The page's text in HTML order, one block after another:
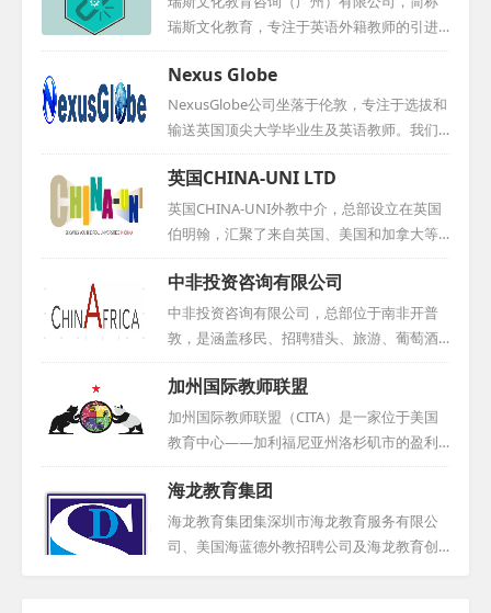
瑞斯文化教育，专注于英语外籍教师的引进
与人才输送。我们秉持高标准、高要求的原
则，精心选拔专业外教，致力于为中小学、
幼儿园、早教机构及培训中心等提供优质服
务。多年来，我们成功为国内众多学校及机
构输送了大批优秀外籍教师，积累了丰富的
选聘经验。在外教培养与管理方面，我们采
用卓有成效的方法，并推动国内外基础教育
实验项目在各校的实施，赢得了学校的广泛
化的交流，助力其健康发展。如今，我们已
在广州、佛山、深圳、长沙、西安、成都等
全国多地提供外教服务，期待...
Nexus Globe
NexusGlobe公司坐落于伦敦，专注于选拔和
输送英国顶尖大学毕业生及英语教师。我们
的团队由一群拥有超过15年海外留学和工作
经历的精英组成，他们毕业于伦敦商学院、
伦敦大学亚非学院等一流学府。自公司成立
以来，NexusGlobe已与众多英国知名大学及
语言培训机构建立了稳固的合作关系，如伦
敦大学伯贝克学院、考文垂大学、坎特博雷
教师培训中心、普特茅斯大学，以及Experie
nce English教师培训学校和普特茅斯语言学
人才选拔与输送服务。...
英国CHINA-UNI LTD
英国CHINA-UNI外教中介，总部设立在英国
伯明翰，汇聚了来自英国、美国和加拿大等
母语国家的优秀教育人才。我们采取海外直
聘模式，引进的外教虽然在国内教学经验有
限，但他们更易适应新环境，便于管理，从
而有效避免了因经验过于丰富而难以适应新
变化的老教师现象。我们秉持诚信原则，郑
重承诺：若外教到岗三个月内表现不佳，将
免费为您更换。多年来，我们与国内众多学
校建立了稳固的合作关系，赢得了客户的广
业、可靠的外教服务伙伴。...
中非投资咨询有限公司
中非投资咨询有限公司，总部位于南非开普
敦，是涵盖移民、招聘猎头、旅游、葡萄酒
业及商贸的综合性企业。多年来，集团致力
于深化南非与中国的经贸往来、文化交流与
人员互动，已成长为两国间企业合作与人员
交流的关键纽带。旗下中非投资咨询有限公
司，专注于外籍人才招聘、管理、服务及推
广，凭借集团资源，与当地人力资源机构、
高校紧密合作，保障外教资源的稳定供应。
公司不仅为国内教育机构引进优质外教，更
加州国际教师联盟
加州国际教师联盟（CITA）是一家位于美国
教育中心——加利福尼亚州洛杉矶市的盈利
性学术机构，专注于教师和教研工作。它的
前身可以追溯到联合贝课美国教师管理中
心，以及2007年由Camp China中华营美国教
师团体创建的Camp China国际教师俱乐部。
海龙教育集团
海龙教育集团集深圳市海龙教育服务有限公
司、美国海蓝德外教招聘公司及海龙教育创